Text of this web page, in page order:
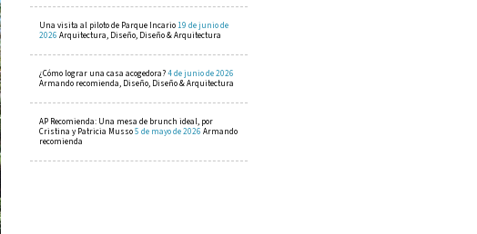
Una visita al piloto de Parque Incario19 de junio de
2026 Arquitectura, Diseño, Diseño & Arquitectura
¿Cómo lograr una casa acogedora?4 de junio de 2026
Armando recomienda, Diseño, Diseño & Arquitectura
AP Recomienda: Una mesa de brunch ideal, por
Cristina y Patricia Musso5 de mayo de 2026 Armando
recomienda